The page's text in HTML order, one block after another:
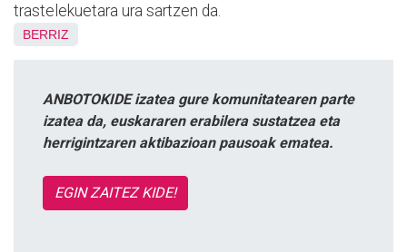
trastelekuetara ura sartzen da.
BERRIZ
ANBOTOKIDE izatea gure komunitatearen parte
izatea da, euskararen erabilera sustatzea eta
herrigintzaren aktibazioan pausoak ematea.
EGIN ZAITEZ KIDE!